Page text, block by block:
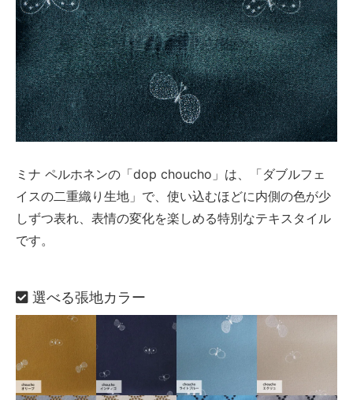
ミナ ペルホネンの「dop choucho」は、「ダブルフェ
イスの二重織り生地」で、使い込むほどに内側の色が少
しずつ表れ、表情の変化を楽しめる特別なテキスタイル
です。
選べる張地カラー